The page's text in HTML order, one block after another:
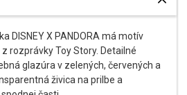
DISNEY X PANDORA má motív
rozprávky Toy Story. Detailné
glazúra v zelených, červených a
živica na prilbe a